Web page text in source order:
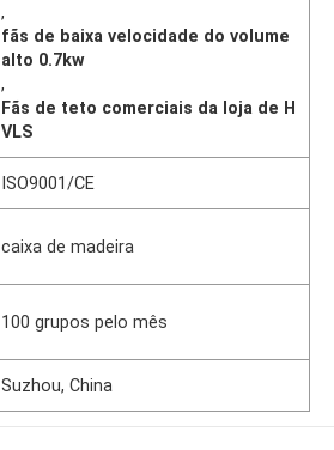
,
fãs de baixa velocidade do volume
alto 0.7kw
,
Fãs de teto comerciais da loja de H
VLS
ISO9001/CE
caixa de madeira
100 grupos pelo mês
Suzhou, China